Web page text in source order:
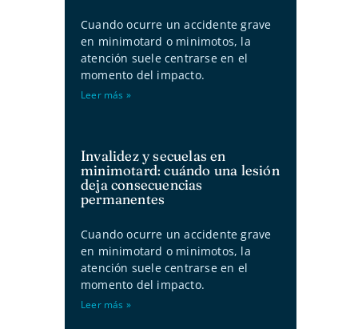
Cuando ocurre un accidente grave
en minimotard o minimotos, la
atención suele centrarse en el
momento del impacto.
Leer más »
Invalidez y secuelas en
minimotard: cuándo una lesión
deja consecuencias
permanentes
Cuando ocurre un accidente grave
en minimotard o minimotos, la
atención suele centrarse en el
momento del impacto.
Leer más »